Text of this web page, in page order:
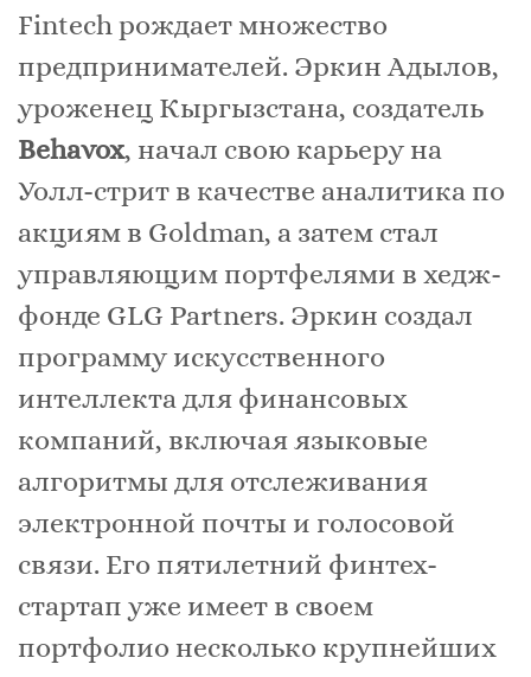
Fintech рождает множество
предпринимателей. Эркин Адылов,
уроженец Кыргызстана, создатель
Behavox, начал свою карьеру на
Уолл-стрит в качестве аналитика по
акциям в Goldman, а затем стал
управляющим портфелями в хедж-
фонде GLG Partners. Эркин создал
программу искусственного
интеллекта для финансовых
компаний, включая языковые
алгоритмы для отслеживания
электронной почты и голосовой
связи. Его пятилетний финтех-
стартап уже имеет в своем
портфолио несколько крупнейших